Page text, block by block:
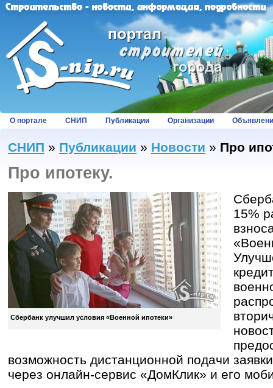
О портале СНИП Публикации Организации
СНИП » Публикации » Новости » Про
Про ипотеку.
Сбербанк улучшил условия «Военной ипотеки»
15%
возможность дистанционной подачи
через онлайн-сервис «ДомКлик» и его